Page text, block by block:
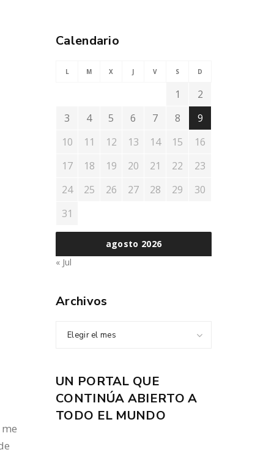
Calendario
agosto 2026
L M X J V S D
1
2
3
4 5 6 7 8
9
10
11 12 13 14 15
16
17
18 19 20 21 22
23
24
25 26 27 28 29
30
31
« Jul
Archivos
Elegir el mes
UN PORTAL QUE
CONTINÚA ABIERTO A
TODO EL MUNDO